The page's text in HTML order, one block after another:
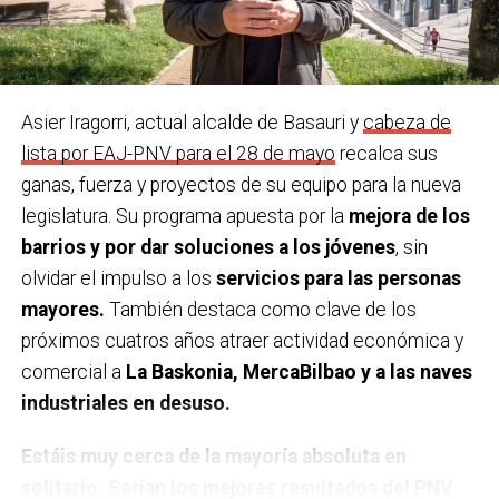
este test y por qué. A cualquier de las numerosas
personas centenarias que tenemos en el pueblo.
¿Último viaje que has hecho y cuál te gustaría
hacer?A la isla de Mallorca, y a cualquier sitio con mi
Último teatro, espectáculo, concierto… que has
visto. En el Social, ’20.000 especies de abejas’.
¿Una figura histórica a las que admires?Marie Curie
como exponente de las mujeres científicas.
Y un político/a que sea una inspiración para ti
Salvador Allende
¿Cual es tu posesión más preciada?
Asier Iragorri, actual alcalde de Basauri y cabeza de
lista por EAJ-PNV para el 28 de mayo recalca sus
ganas, fuerza y proyectos de su equipo para la nueva
legislatura. Su programa apuesta por la mejora de los
barrios y por dar soluciones a los jóvenes, sin
olvidar el impulso a los servicios para las personas
mayores. También destaca como clave de los
próximos cuatros años atraer actividad económica y
comercial a La Baskonia, MercaBilbao y a las naves
industriales en desuso.
Estáis muy cerca de la mayoría absoluta en